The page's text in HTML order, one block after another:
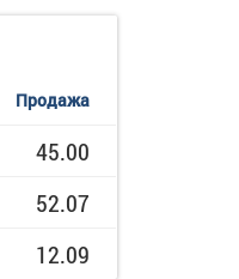
Продажа
45.00
52.07
12.09